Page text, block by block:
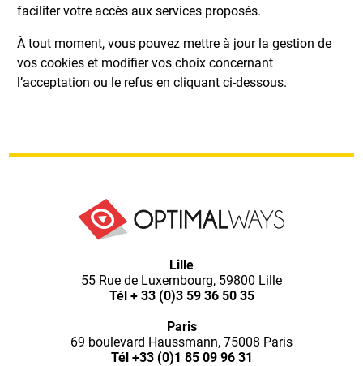
faciliter votre accès aux services proposés.
À tout moment, vous pouvez mettre à jour la gestion de
vos cookies et modifier vos choix concernant
l’acceptation ou le refus en cliquant ci-dessous.
Lille
55 Rue de Luxembourg, 59800 Lille
Tél + 33 (0)3 59 36 50 35
Paris
69 boulevard Haussmann, 75008 Paris
Tél +33 (0)1 85 09 96 31